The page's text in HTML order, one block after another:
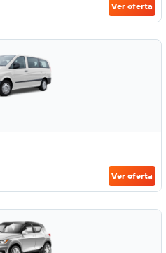
Ver oferta
Ver oferta